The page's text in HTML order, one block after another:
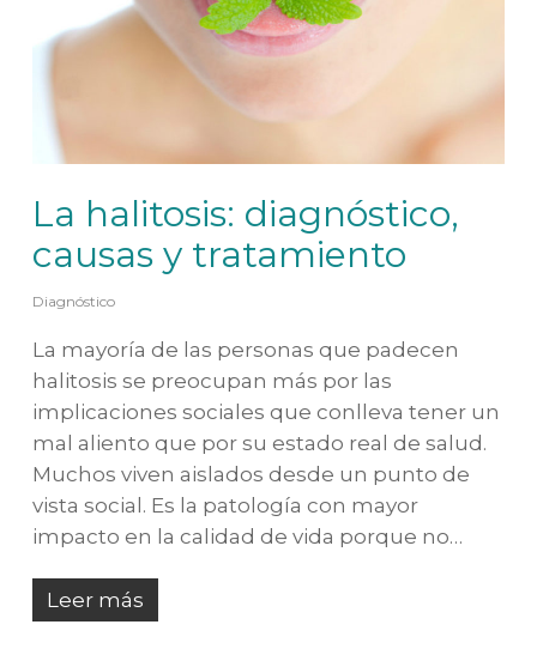
La halitosis: diagnóstico,
causas y tratamiento
Diagnóstico
La mayoría de las personas que padecen
halitosis se preocupan más por las
implicaciones sociales que conlleva tener un
mal aliento que por su estado real de salud.
Muchos viven aislados desde un punto de
vista social. Es la patología con mayor
impacto en la calidad de vida porque no…
Leer más